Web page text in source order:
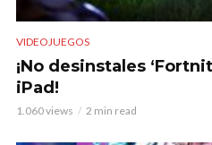
VIDEOJUEGOS
¡No desinstales
iPad!
1.060 views 2 min read